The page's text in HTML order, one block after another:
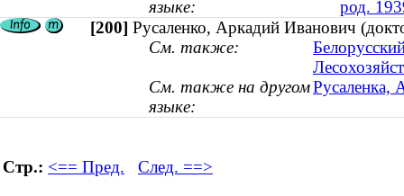
языке:
род.
[200] Русаленко, Аркадий Иванович
См. также:
См. также на другом
языке:
Русаленка,
Стр.: <== Пред. След. ==>